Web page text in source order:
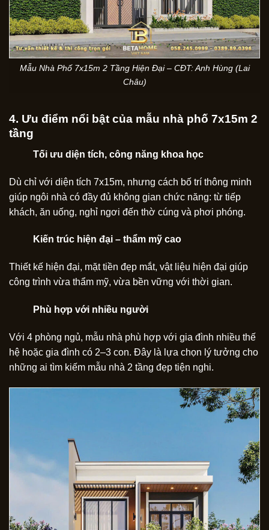
Mẫu Nhà Phố 7x15m 2 Tầng Hiện Đại – CĐT: Anh Hùng (Lai
Châu)
4. Ưu điểm nổi bật của mẫu nhà phố 7x15m 2
tầng
Tối ưu diện tích, công năng khoa học
Dù chỉ với diện tích 7x15m, nhưng cách bố trí thông minh
giúp ngôi nhà có đầy đủ không gian chức năng: từ tiếp
khách, ăn uống, nghỉ ngơi đến thờ cúng và phơi phóng.
Kiến trúc hiện đại – thẩm mỹ cao
Thiết kế hiện đại, mặt tiền đẹp mắt, vật liệu hiện đại giúp
công trình vừa thẩm mỹ, vừa bền vững với thời gian.
Phù hợp với nhiều người
Với 4 phòng ngủ, mẫu nhà phù hợp với gia đình nhiều thế
hệ hoặc gia đình có 2–3 con. Đây là lựa chọn lý tưởng cho
những ai tìm kiếm mẫu nhà 2 tầng đẹp tiện nghi.